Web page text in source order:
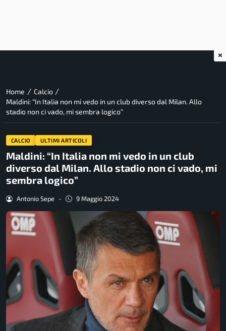
Home / Calcio /
Maldini: “In Italia non mi vedo in un club diverso dal Milan. Allo
stadio non ci vado, mi sembra logico”
CALCIO ULTIMI ARTICOLI
Maldini: “In Italia non mi vedo in un club
diverso dal Milan. Allo stadio non ci vado, mi
sembra logico”
Antonio Sepe - 9 Maggio 2024
×